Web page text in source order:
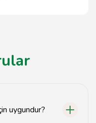
uygundur?